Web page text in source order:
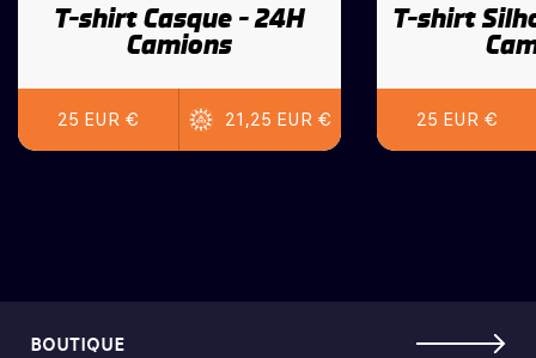
T-shirt Casque - 24H
Camions
25 EUR € 21,25 EUR €
T-shirt
25 EUR €
BOUTIQUE